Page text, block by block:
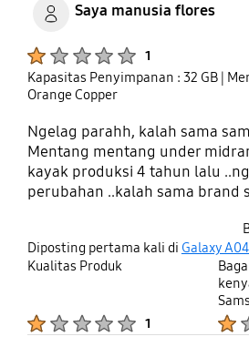
Saya manusia flores
1
Kapasitas Penyimpanan : 32 GB |
Orange Copper
Ngelag parahh, kalah sama
Mentang mentang under
kayak produksi 4 tahun lalu
perubahan ..kalah sama brand
Diposting pertama kali di Galaxy
Kualitas Produk
1